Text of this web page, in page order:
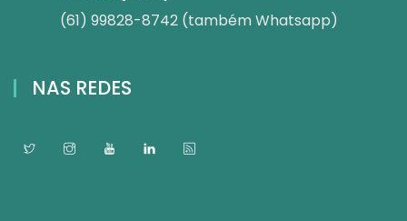
(61) 99828-8742 (também Whatsapp)
NAS REDES